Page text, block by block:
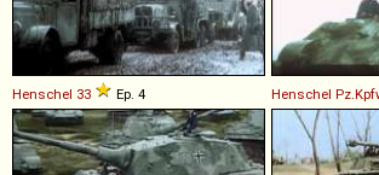
Henschel 33 Ep. 4 Henschel Pz